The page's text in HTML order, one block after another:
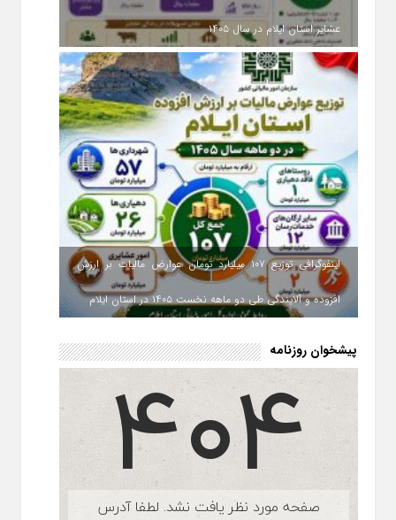
عشایر استان ایلام در سال ۱۴۰۵
اینفوگرافی توزیع ۱۰۷ میلیارد تومان عوارض مالیات بر ارزش
افزوده و آلایندگی طی دو ماهه نخست ۱۴۰۵ در استان ایلام
پیشخوان روزنامه